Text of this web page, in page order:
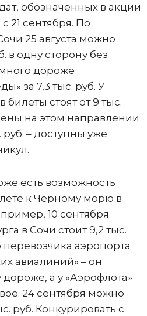
обозначенных в акции
21 сентября. По
25 августа можно
в одну сторону без
дороже
за 7,3 тыс. руб. У
билеты стоят от 9 тыс.
на этом направлении
руб. – доступны уже
есть возможность
к Черному морю в
10 сентября
в Сочи стоит 9,2 тыс.
перевозчика аэропорта
авиалиний» – он
а у «Аэрофлота»
24 сентября можно
руб. Конкурировать с